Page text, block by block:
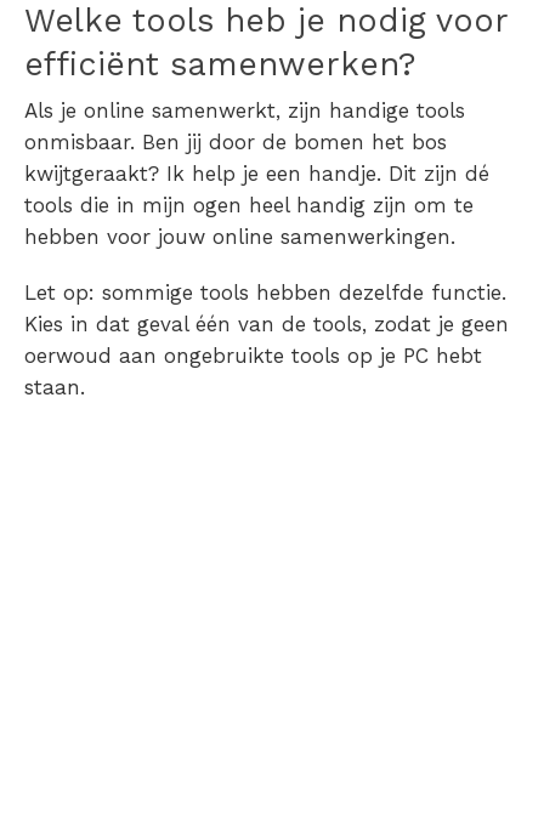
Welke tools heb je nodig voor
efficiënt samenwerken?
Als je online samenwerkt, zijn handige tools
onmisbaar. Ben jij door de bomen het bos
kwijtgeraakt? Ik help je een handje. Dit zijn dé
tools die in mijn ogen heel handig zijn om te
hebben voor jouw online samenwerkingen.
Let op: sommige tools hebben dezelfde functie.
Kies in dat geval één van de tools, zodat je geen
oerwoud aan ongebruikte tools op je PC hebt
staan.